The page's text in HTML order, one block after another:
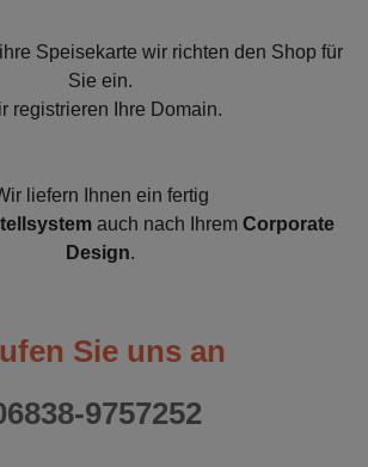
Speisekarte wir richten den Shop für
Sie ein.
registrieren Ihre Domain.
liefern Ihnen ein fertig
auch nach Ihrem Corporate
Design.
Sie uns an
9757252